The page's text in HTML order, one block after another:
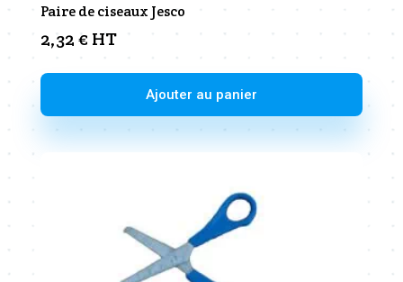
Paire de ciseaux Jesco
2,32€ HT
Ajouter au panier